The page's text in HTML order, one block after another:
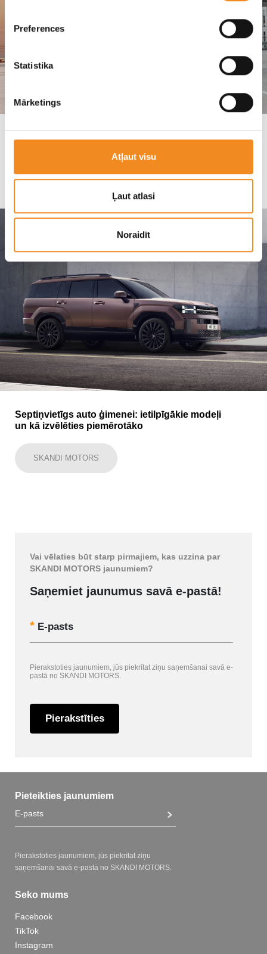
Preferences
Statistika
Mārketings
Atļaut visu
Ļaut atlasi
Noraidīt
Top 10 lietoti auto līdz 20 000 EUR Latvijā
Septiņvietīgs auto ģimenei: ietilpīgākie modeļi
un kā izvēlēties piemērotāko
SKANDI MOTORS
Vai vēlaties būt starp pirmajiem, kas uzzina par
SKANDI MOTORS jaunumiem?
Saņemiet jaunumus savā e-pastā!
E-pasts
Pierakstoties jaunumiem, jūs piekrītat ziņu saņemšanai savā e-
pastā no SKANDI MOTORS.
Pierakstīties
Pieteikties jaunumiem
Pierakstoties jaunumiem, jūs piekrītat ziņu
saņemšanai savā e-pastā no SKANDI MOTORS.
Seko mums
Facebook
TikTok
Instagram